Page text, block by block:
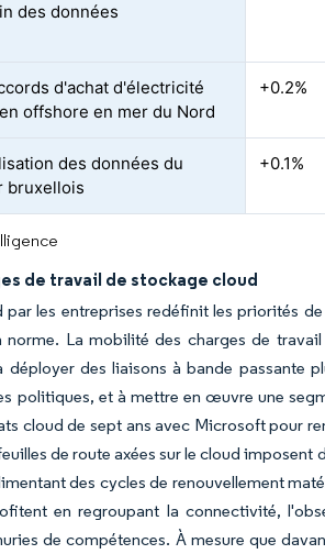
des données
d'achat d'électricité
offshore en mer du Nord
+0.2%
des données du
bruxellois
+0.1%
de travail de stockage cloud
les entreprises redéfinit les priorités
norme. La mobilité des charges de
déployer des liaisons à bande passante
politiques, et à mettre en œuvre une
cloud de sept ans avec Microsoft pour
de route axées sur le cloud imposent
des cycles de renouvellement
en regroupant la connectivité,
de compétences. À mesure que